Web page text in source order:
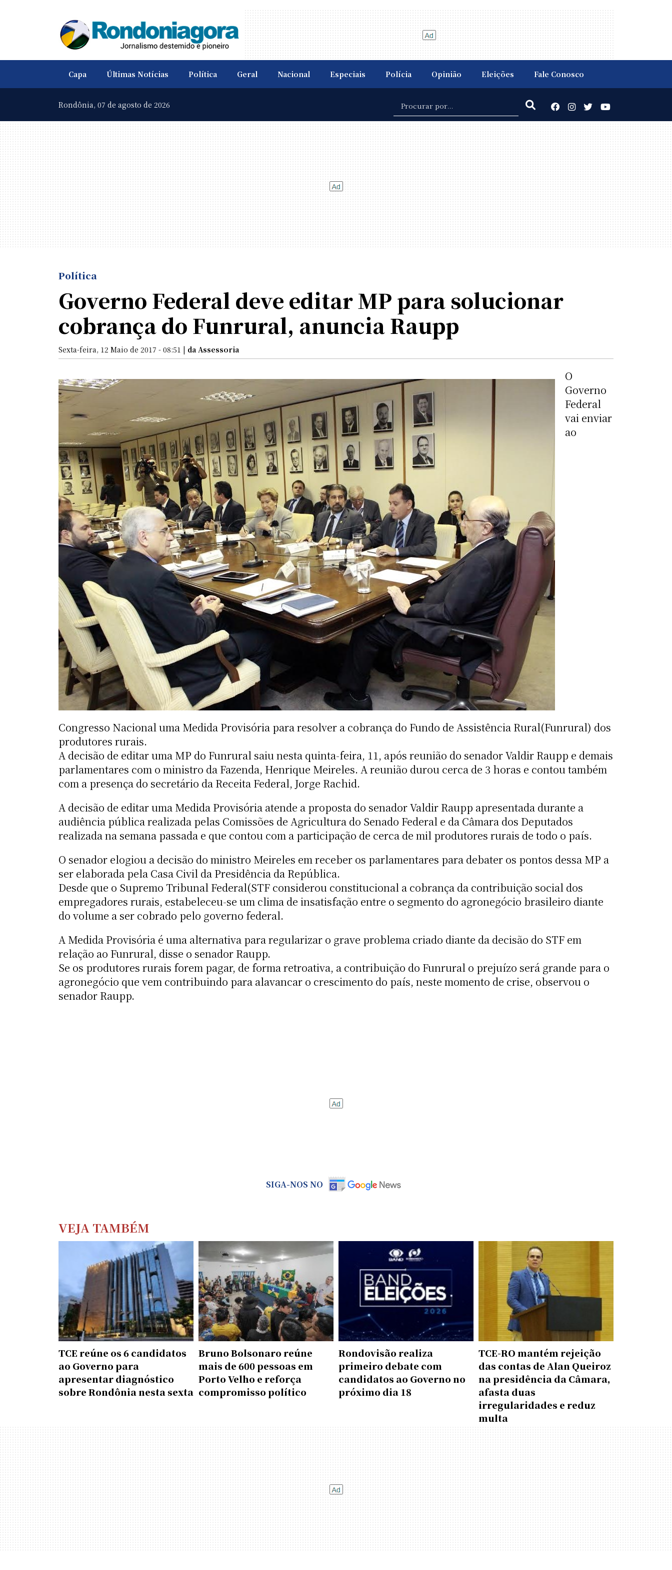
Capa Últimas Notícias Política Geral Nacional Especiais Polícia Opinião Eleições Fale Conosco
Rondônia, 07 de agosto de 2026
Política
Governo Federal deve editar MP para solucionar
cobrança do Funrural, anuncia Raupp
Sexta-feira, 12 Maio de 2017 - 08:51 | da Assessoria
O
Governo
Federal
vai enviar
ao
Congresso Nacional uma Medida Provisória para resolver a cobrança do Fundo de Assistência Rural(Funrural) dos
produtores rurais.
A decisão de editar uma MP do Funrural saiu nesta quinta-feira, 11, após reunião do senador Valdir Raupp e demais
parlamentares com o ministro da Fazenda, Henrique Meireles. A reunião durou cerca de 3 horas e contou também
com a presença do secretário da Receita Federal, Jorge Rachid.
A decisão de editar uma Medida Provisória atende a proposta do senador Valdir Raupp apresentada durante a
audiência pública realizada pelas Comissões de Agricultura do Senado Federal e da Câmara dos Deputados
realizada na semana passada e que contou com a participação de cerca de mil produtores rurais de todo o país.
O senador elogiou a decisão do ministro Meireles em receber os parlamentares para debater os pontos dessa MP a
ser elaborada pela Casa Civil da Presidência da República.
Desde que o Supremo Tribunal Federal(STF considerou constitucional a cobrança da contribuição social dos
empregadores rurais, estabeleceu-se um clima de insatisfação entre o segmento do agronegócio brasileiro diante
do volume a ser cobrado pelo governo federal.
A Medida Provisória é uma alternativa para regularizar o grave problema criado diante da decisão do STF em
relação ao Funrural, disse o senador Raupp.
Se os produtores rurais forem pagar, de forma retroativa, a contribuição do Funrural o prejuízo será grande para o
agronegócio que vem contribuindo para alavancar o crescimento do país, neste momento de crise, observou o
senador Raupp.
SIGA-NOS NO
VEJA TAMBÉM
TCE reúne os 6 candidatos
ao Governo para
apresentar diagnóstico
sobre Rondônia nesta sexta
Bruno Bolsonaro reúne
mais de 600 pessoas em
Porto Velho e reforça
compromisso político
Rondovisão realiza
primeiro debate com
candidatos ao Governo no
próximo dia 18
TCE-RO mantém rejeição
das contas de Alan Queiroz
na presidência da Câmara,
afasta duas
irregularidades e reduz
multa